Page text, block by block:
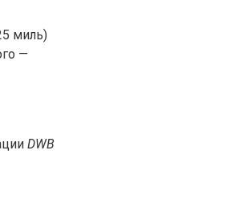
миль)
—
DWB